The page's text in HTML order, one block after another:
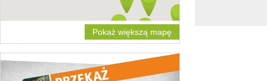
Pokaż większą mapę